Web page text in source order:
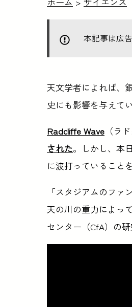
本記事は広
天文学者によれば、
史にも影響を与えて
Radcliffe Wave （ラ
された。しかし、本日
に波打っていること
「スタジアムのフ
天の川の重力によっ
センター（CfA）の